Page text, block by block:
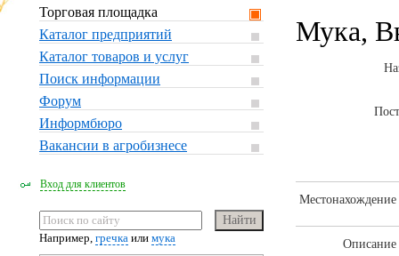
Торговая площадка
Каталог предприятий
Каталог товаров и услуг
Поиск информации
Форум
Информбюро
Вакансии в агробизнесе
Вход для клиентов
Например, гречка или мука
Мука,
Местонахождение
Описание